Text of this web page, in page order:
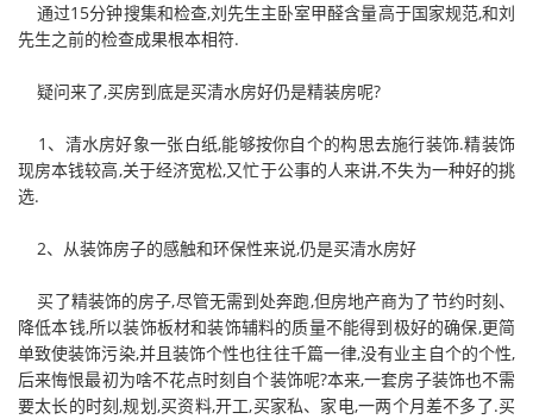
通过15分钟搜集和检查,刘先生主卧室甲醛含量高于国家规范,和刘
先生之前的检查成果根本相符.
疑问来了,买房到底是买清水房好仍是精装房呢?
1、清水房好象一张白纸,能够按你自个的构思去施行装饰.精装饰
现房本钱较高,关于经济宽松,又忙于公事的人来讲,不失为一种好的挑
选.
2、从装饰房子的感触和环保性来说,仍是买清水房好
买了精装饰的房子,尽管无需到处奔跑,但房地产商为了节约时刻、
降低本钱,所以装饰板材和装饰辅料的质量不能得到极好的确保,更简
单致使装饰污染,并且装饰个性也往往千篇一律,没有业主自个的个性,
后来悔恨最初为啥不花点时刻自个装饰呢?本来,一套房子装饰也不需
要太长的时刻,规划,买资料,开工,买家私、家电,一两个月差不多了.买